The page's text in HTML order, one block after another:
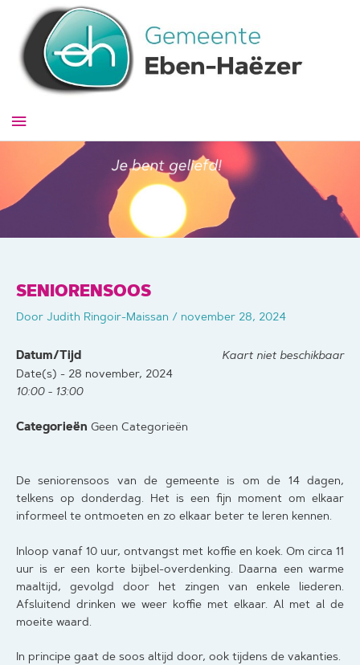
inhoud
Hoofdmenu
SENIORENSOOS
Door Judith Ringoir-Maissan / november 28, 2024
Kaart niet beschikbaar
Datum/Tijd
Date(s) - 28 november, 2024
10:00 - 13:00
Categorieën Geen Categorieën
De seniorensoos van de gemeente is om de 14 dagen,
telkens op donderdag. Het is een fijn moment om elkaar
informeel te ontmoeten en zo elkaar beter te leren kennen.
Inloop vanaf 10 uur, ontvangst met koffie en koek. Om circa 11
uur is er een korte bijbel-overdenking. Daarna een warme
maaltijd, gevolgd door het zingen van enkele liederen.
Afsluitend drinken we weer koffie met elkaar. Al met al de
moeite waard.
In principe gaat de soos altijd door, ook tijdens de vakanties.